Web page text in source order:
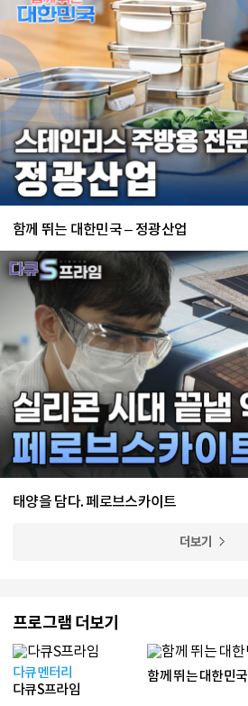
함께 뛰는 대한민국 – 정광산업
태양을 담다. 페로브스카이트
더보기
프로그램 더보기
다큐멘터리
다큐S프라임
함께 뛰는 대한민국